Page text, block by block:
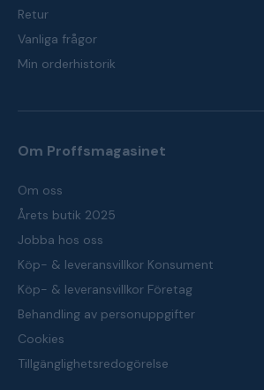
Retur
Vanliga frågor
Min orderhistorik
Om Proffsmagasinet
Om oss
Årets butik 2025
Jobba hos oss
Köp- & leveransvillkor Konsument
Köp- & leveransvillkor Företag
Behandling av personuppgifter
Cookies
Tillgänglighetsredogörelse